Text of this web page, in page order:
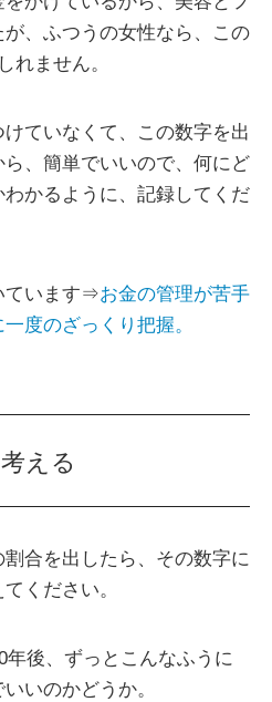
、ふつうの女性なら、この
れません。
ていなくて、この数字を出
、簡単でいいので、何にど
かるように、記録してくだ
ています⇒お金の管理が苦手
度のざっくり把握。
える
合を出したら、その数字に
ください。
後、ずっとこんなふうに
いのかどうか。